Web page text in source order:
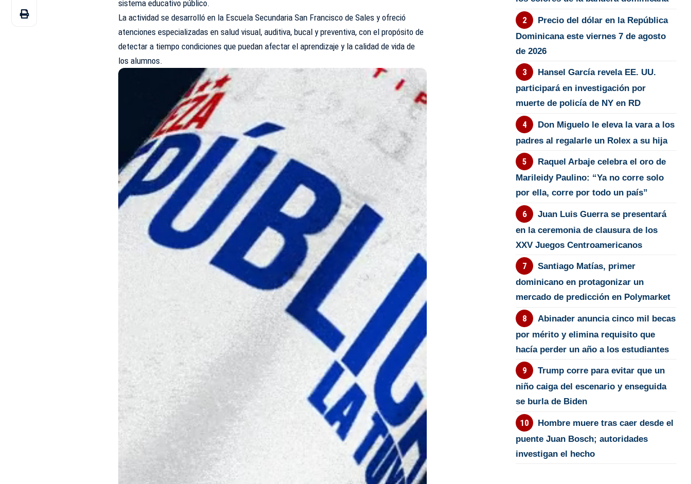
sistema educativo público.
La actividad se desarrolló en la Escuela Secundaria San Francisco de Sales y ofreció
atenciones especializadas en salud visual, auditiva, bucal y preventiva, con el propósito de
detectar a tiempo condiciones que puedan afectar el aprendizaje y la calidad de vida de
los alumnos.
Precio del dólar en la República
Dominicana este viernes 7 de agosto
de 2026
Hansel García revela EE. UU.
participará en investigación por
muerte de policía de NY en RD
Don Miguelo le eleva la vara a los
padres al regalarle un Rolex a su hija
Raquel Arbaje celebra el oro de
Marileidy Paulino: “Ya no corre solo
por ella, corre por todo un país”
Juan Luis Guerra se presentará
en la ceremonia de clausura de los
XXV Juegos Centroamericanos
Santiago Matías, primer
dominicano en protagonizar un
mercado de predicción en Polymarket
Abinader anuncia cinco mil becas
por mérito y elimina requisito que
hacía perder un año a los estudiantes
Trump corre para evitar que un
niño caiga del escenario y enseguida
se burla de Biden
Hombre muere tras caer desde el
puente Juan Bosch; autoridades
investigan el hecho